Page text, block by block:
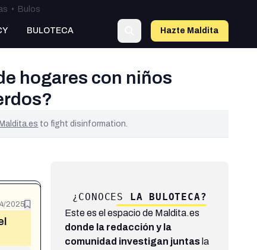
• Bulos
BULOTECA Hazte Maldita
hogares con niños
to fight disinformation.
2025
¿CONOCES LA BULOTECA?
Este es el espacio de Maldita.es
donde la redacción y la
comunidad investigan juntasla